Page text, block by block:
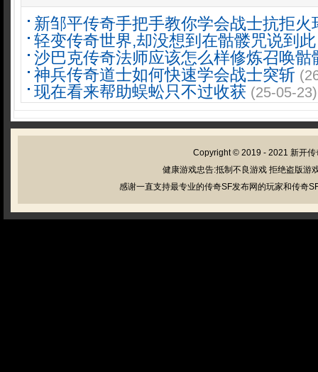
新邹平传奇手把手教你学会战士抗拒火
轻变传奇世界,却没想到在骷髅咒说到此
沙巴克传奇法师应该怎么样修炼召唤骷
神兵传奇道士如何快速学会战士突斩
现在看来帮助蜈蚣只不过收获 (25-05-23)
Copyright © 2019 - 2021 新开传
健康游戏忠告:抵制不良游戏 拒绝盗版游
感谢一直支持最专业的传奇SF发布网的玩家和传奇